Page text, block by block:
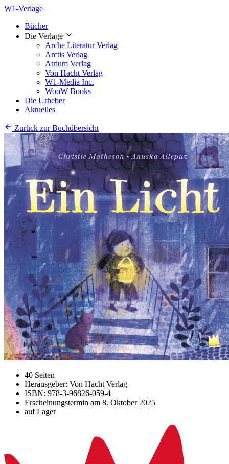
W1-Verlage
Bücher
Die Verlage
Arche Literatur Verlag
Arctis Verlag
Atrium Verlag
Von Hacht Verlag
W1-Media Inc.
WooW Books
Die Urheber
Aktuelles
Zurück zur Buchübersicht
40 Seiten
Herausgeber: Von Hacht Verlag
ISBN: 978-3-96826-059-4
Erscheinungstermin am 8. Oktober 2025
auf Lager